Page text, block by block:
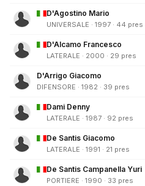
D'Agostino Mario
UNIVERSALE · 1997 · 44 pres
D'Alcamo Francesco
LATERALE · 2000 · 29 pres
D'Arrigo Giacomo
DIFENSORE · 1982 · 39 pres
Dami Denny
LATERALE · 1987 · 92 pres
De Santis Giacomo
LATERALE · 1991 · 21 pres
De Santis Campanella Yuri
PORTIERE · 1990 · 33 pres